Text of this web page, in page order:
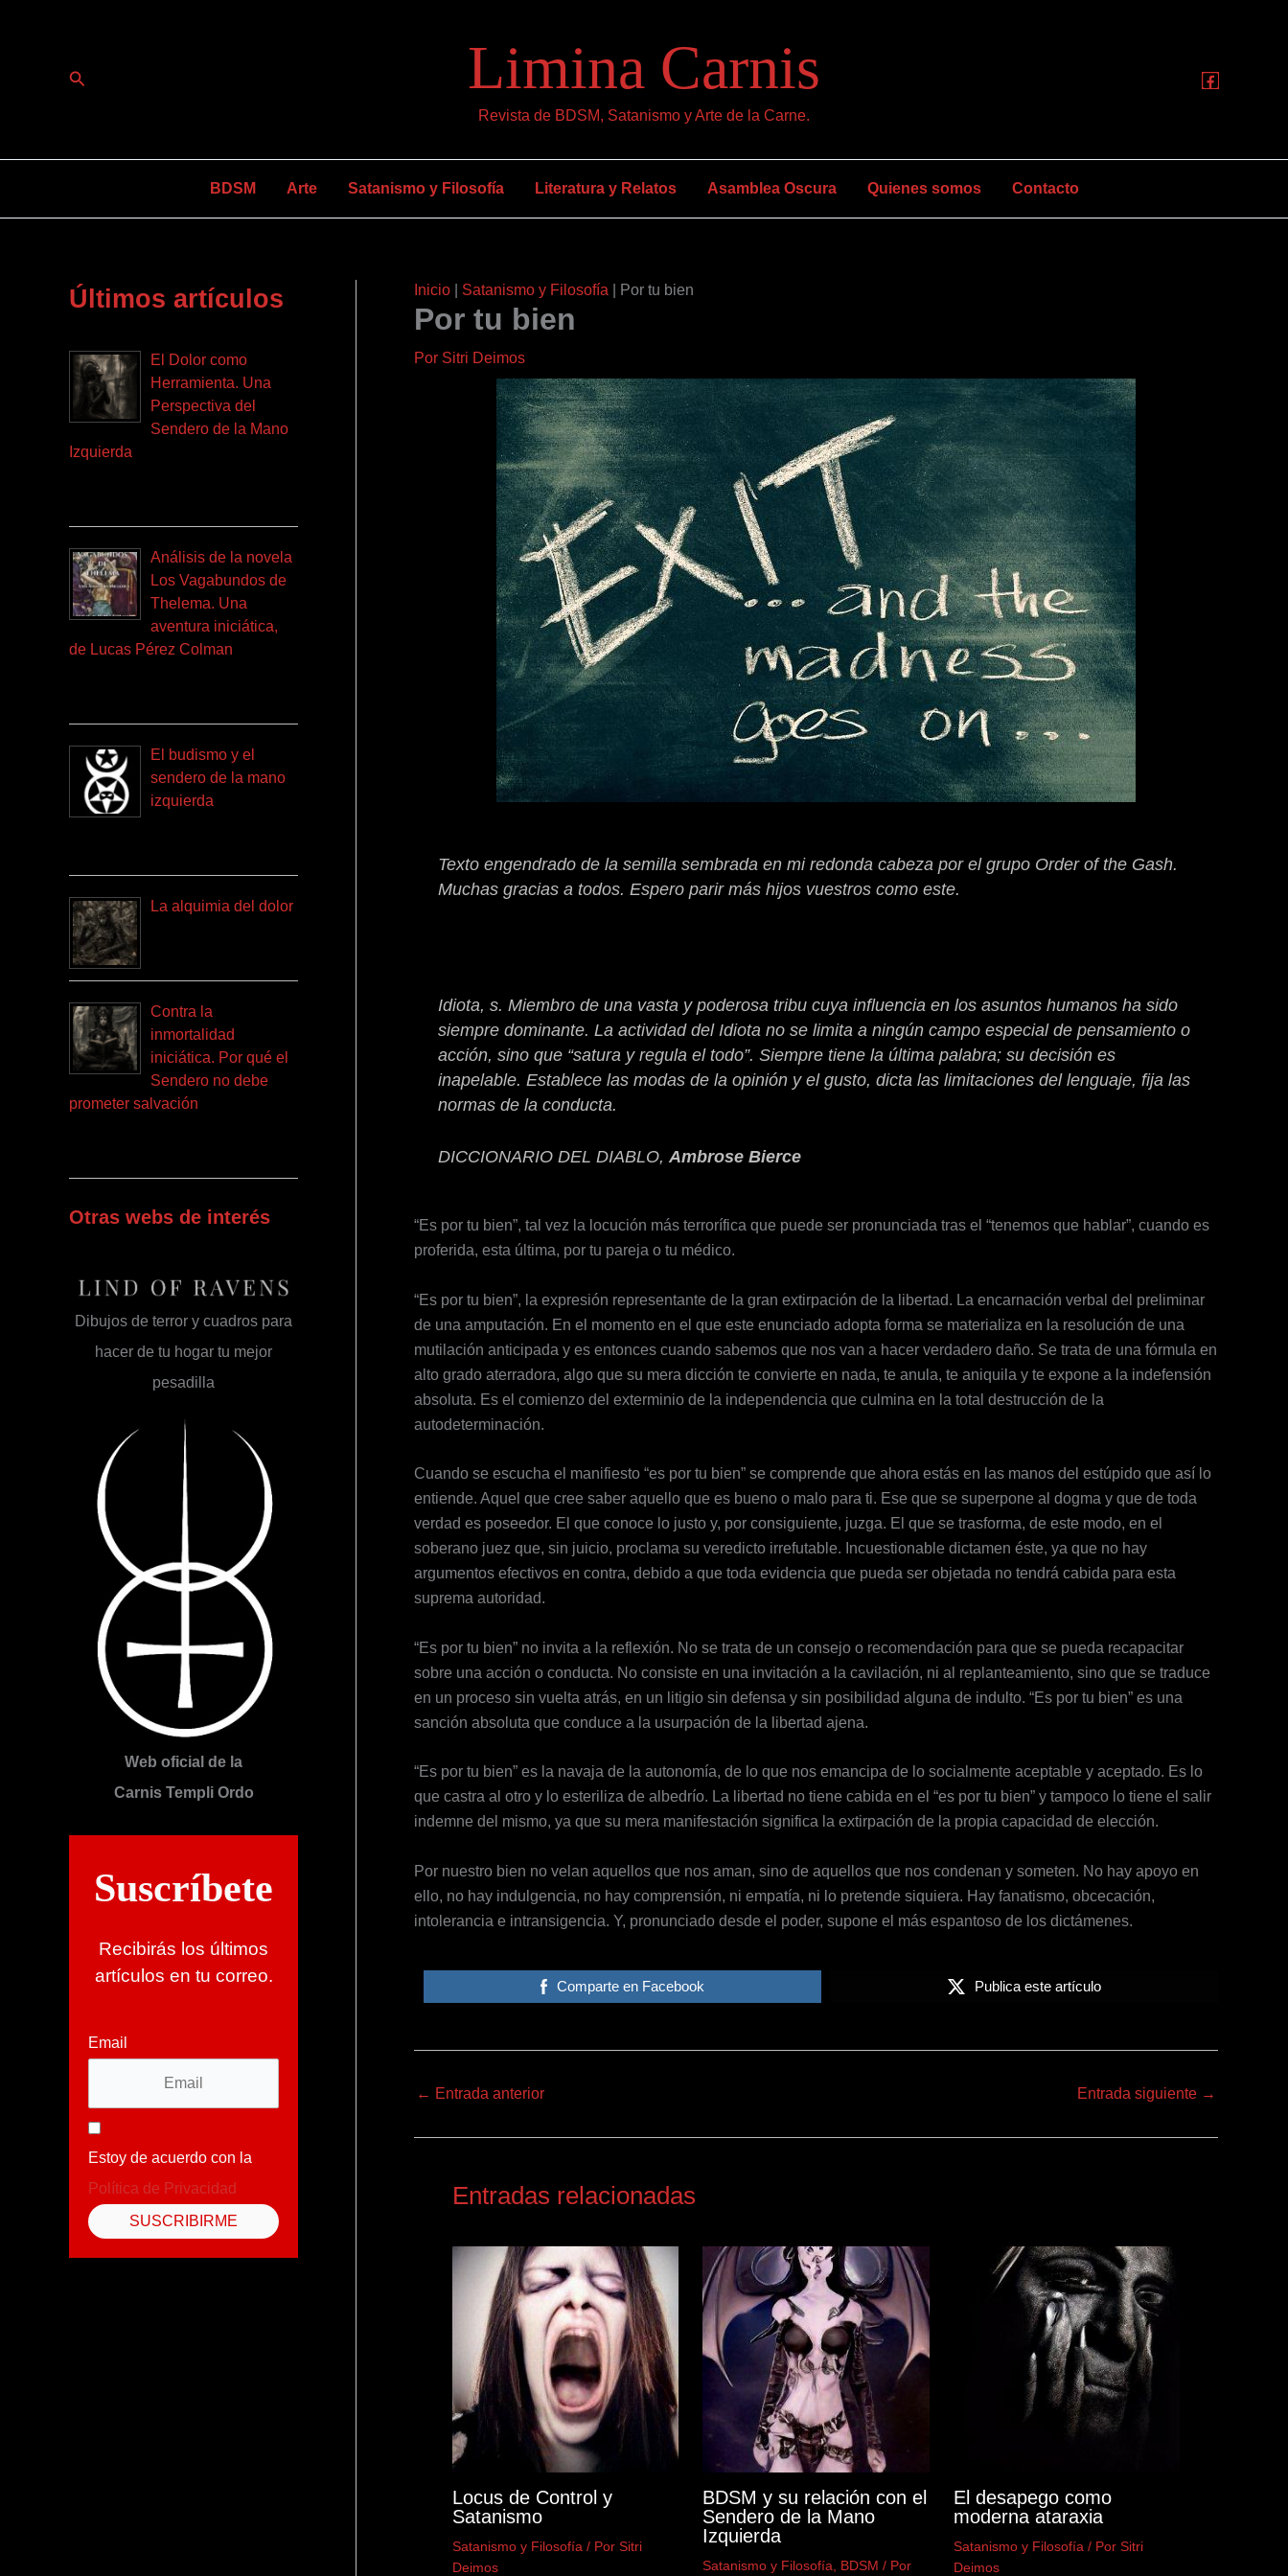
Buscar Limina Carnis
Revista de BDSM, Satanismo y Arte de la Carne.
BDSM Arte Satanismo y Filosofía Literatura y Relatos Asamblea Oscura Quienes somos Contacto
Últimos artículos
El Dolor como
Herramienta. Una
Perspectiva del
Sendero de la Mano
Izquierda
Análisis de la novela
Los Vagabundos de
Thelema. Una
aventura iniciática,
de Lucas Pérez Colman
El budismo y el
sendero de la mano
izquierda
La alquimia del dolor
Contra la
inmortalidad
iniciática. Por qué el
Sendero no debe
prometer salvación
Otras webs de interés
Dibujos de terror y cuadros para
hacer de tu hogar tu mejor
pesadilla
Web oficial de la
Carnis Templi Ordo
Suscríbete
Recibirás los últimos
artículos en tu correo.
Email
Estoy de acuerdo con la
Política de Privacidad
Inicio Satanismo y Filosofía Por tu bien
Por tu bien
Por Sitri Deimos
Texto engendrado de la semilla sembrada en mi redonda cabeza por el grupo Order of the Gash.
Muchas gracias a todos. Espero parir más hijos vuestros como este.
Idiota, s. Miembro de una vasta y poderosa tribu cuya influencia en los asuntos humanos ha sido
siempre dominante. La actividad del Idiota no se limita a ningún campo especial de pensamiento o
acción, sino que “satura y regula el todo”. Siempre tiene la última palabra; su decisión es
inapelable. Establece las modas de la opinión y el gusto, dicta las limitaciones del lenguaje, fija las
normas de la conducta.
DICCIONARIO DEL DIABLO, Ambrose Bierce
“Es por tu bien”, tal vez la locución más terrorífica que puede ser pronunciada tras el “tenemos que hablar”, cuando es
proferida, esta última, por tu pareja o tu médico.
“Es por tu bien”, la expresión representante de la gran extirpación de la libertad. La encarnación verbal del preliminar
de una amputación. En el momento en el que este enunciado adopta forma se materializa en la resolución de una
mutilación anticipada y es entonces cuando sabemos que nos van a hacer verdadero daño. Se trata de una fórmula en
alto grado aterradora, algo que su mera dicción te convierte en nada, te anula, te aniquila y te expone a la indefensión
absoluta. Es el comienzo del exterminio de la independencia que culmina en la total destrucción de la
autodeterminación.
Cuando se escucha el manifiesto “es por tu bien” se comprende que ahora estás en las manos del estúpido que así lo
entiende. Aquel que cree saber aquello que es bueno o malo para ti. Ese que se superpone al dogma y que de toda
verdad es poseedor. El que conoce lo justo y, por consiguiente, juzga. El que se trasforma, de este modo, en el
soberano juez que, sin juicio, proclama su veredicto irrefutable. Incuestionable dictamen éste, ya que no hay
argumentos efectivos en contra, debido a que toda evidencia que pueda ser objetada no tendrá cabida para esta
suprema autoridad.
“Es por tu bien” no invita a la reflexión. No se trata de un consejo o recomendación para que se pueda recapacitar
sobre una acción o conducta. No consiste en una invitación a la cavilación, ni al replanteamiento, sino que se traduce
en un proceso sin vuelta atrás, en un litigio sin defensa y sin posibilidad alguna de indulto. “Es por tu bien” es una
sanción absoluta que conduce a la usurpación de la libertad ajena.
“Es por tu bien” es la navaja de la autonomía, de lo que nos emancipa de lo socialmente aceptable y aceptado. Es lo
que castra al otro y lo esteriliza de albedrío. La libertad no tiene cabida en el “es por tu bien” y tampoco lo tiene el salir
indemne del mismo, ya que su mera manifestación significa la extirpación de la propia capacidad de elección.
Por nuestro bien no velan aquellos que nos aman, sino de aquellos que nos condenan y someten. No hay apoyo en
ello, no hay indulgencia, no hay comprensión, ni empatía, ni lo pretende siquiera. Hay fanatismo, obcecación,
intolerancia e intransigencia. Y, pronunciado desde el poder, supone el más espantoso de los dictámenes.
Comparte en Facebook Publica este artículo
← Entrada anterior Entrada siguiente →
Entradas relacionadas
Locus de Control y
Satanismo
Satanismo y Filosofía / Por Sitri
Deimos
BDSM y su relación con el
Sendero de la Mano
Izquierda
Satanismo y Filosofía BDSM / Por
El desapego como
moderna ataraxia
Satanismo y Filosofía / Por Sitri
Deimos